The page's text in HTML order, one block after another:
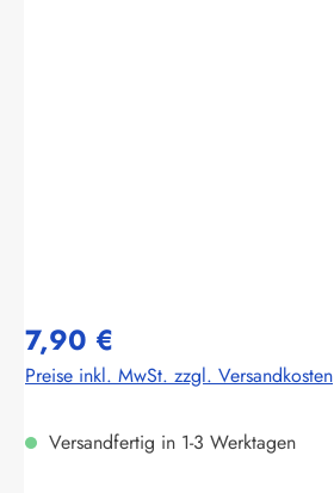
7,90 €
Preise inkl. MwSt. zzgl. Versandkosten
Versandfertig in 1-3 Werktagen